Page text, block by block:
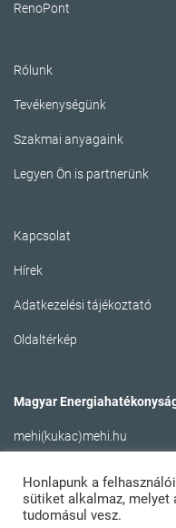
RenoPont
Rólunk
Tevékenységünk
Szakmai anyagaink
Legyen Ön is partnerünk
Kapcsolat
Hírek
Adatkezelési tájékoztató
Oldaltérkép
Magyar
mehi(kukac)mehi.hu
Honlapunk a
sütiket alkalmaz, melyet
tudomásul vesz.